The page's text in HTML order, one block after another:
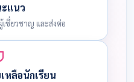
แนว
ชี่ยวชาญ และส่งต่อ
หลือนักเรียน